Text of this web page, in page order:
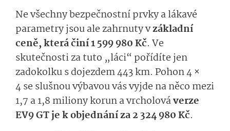
Ne všechny bezpečnostní prvky a lákavé
parametry jsou ale zahrnuty vzákladní
ceně, která činí 1 599 980 Kč. Ve
skutečnosti za tuto „láci“ pořídíte jen
zadokolku s dojezdem 443 km. Pohon 4 ×
4 se slušnou výbavou vás vyjde na něco mezi
1,7 a 1,8 miliony korun a vrcholováverze
EV9 GT je k objednání za 2 324 980 Kč.